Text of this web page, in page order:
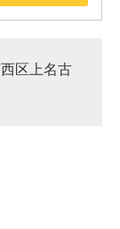
区上名古